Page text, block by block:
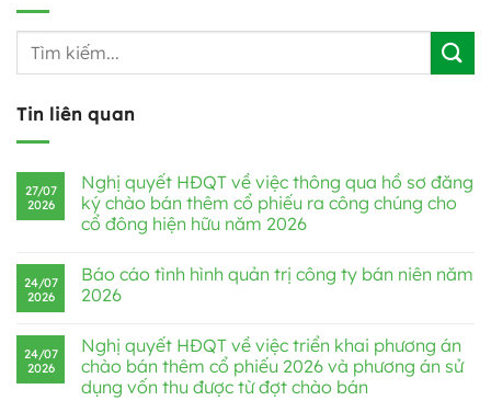
Tin liên quan
27/07
2026
Nghị quyết HĐQT về việc thông qua hồ sơ đăng
ký chào bán thêm cổ phiếu ra công chúng cho
cổ đông hiện hữu năm 2026
24/07
2026
Báo cáo tình hình quản trị công ty bán niên năm
2026
24/07
2026
Nghị quyết HĐQT về việc triển khai phương án
chào bán thêm cổ phiếu 2026 và phương án sử
dụng vốn thu được từ đợt chào bán